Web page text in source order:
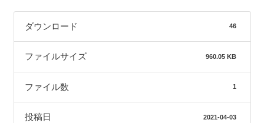
ダウンロード 46
ファイルサイズ 960.05 KB
ファイル数 1
投稿日 2021-04-03